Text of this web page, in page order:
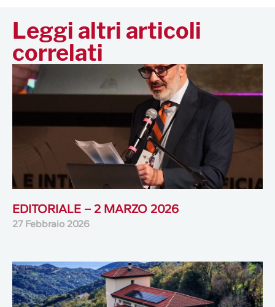
Leggi altri articoli
correlati
EDITORIALE – 2 MARZO 2026
27 Febbraio 2026